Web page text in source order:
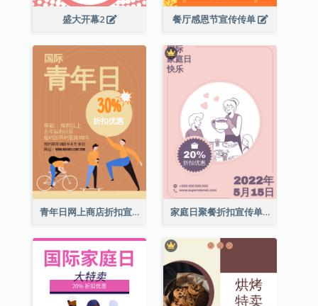
盛大开幕2 餐厅感恩节宣传传单
青年日网上商店折扣宣传单张 家庭日聚餐折扣宣传单张